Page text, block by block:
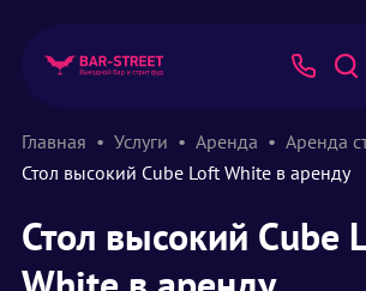
Главная Услуги Аренда
Аренда
Стол высокий Cube Loft White в аренду
Стол высокий Cube